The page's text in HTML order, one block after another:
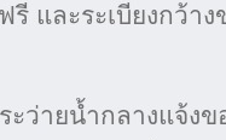
และระเบียงกว้า
ะว่ายน้ำกลางแจ้ง